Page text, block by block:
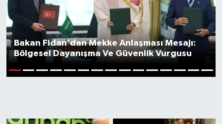
Bakan Fidan'dan Mekke Anlaşması Mesajı:
Bölgesel Dayanışma Ve Güvenlik Vurgusu
Kadın
Magazin
Yaşam